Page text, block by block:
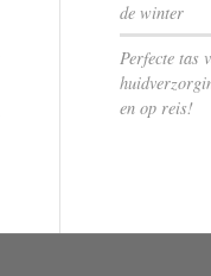
de winter
Perfecte tas
en op reis!